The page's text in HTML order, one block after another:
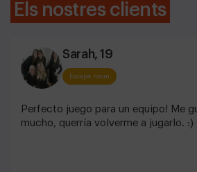
Els nostres clients
Sarah, 19
Escape room
Perfecto juego para un equipo! Me
mucho, querría volverme a jugarlo. :)